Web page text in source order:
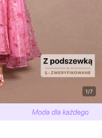
1/7